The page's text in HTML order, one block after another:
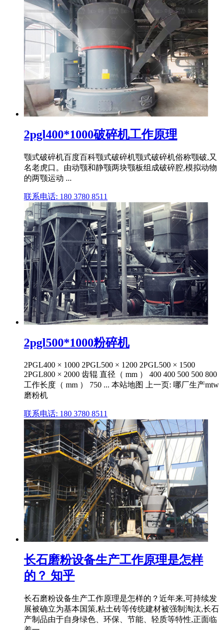
2pgl400*1000破碎机工作原理
颚式破碎机百度百科颚式破碎机颚式破碎机俗称颚破,又
名老虎口。由动颚和静颚两块颚板组成破碎腔,模拟动物
的两颚运动 ...
联系电话: 180 3780 8511
2pgl500*1000粉碎机
2PGL400 × 1000 2PGL500 × 1200 2PGL500 × 1500
2PGL800 × 2000 齿辊 直径（ mm ） 400 400 500 500 800
工作长度（ mm ） 750 ... 本站地图 上一页: 哪厂生产mtw
磨粉机
联系电话: 180 3780 8511
长石磨粉设备生产工作原理是怎样
的？ 知乎
长石磨粉设备生产工作原理是怎样的？近年来,可持续发
展被确立为基本国策,粘土砖等传统建材被强制淘汰,长石
产制品由于自身绿色、环保、节能、轻质等特性,正面临